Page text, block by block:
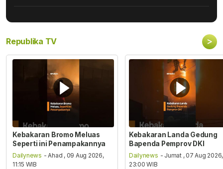
Republika TV >
Kebakaran Bromo Meluas
Seperti ini Penampakannya
Dailynews - Ahad , 09 Aug 2026,
11:15 WIB
Kebakaran Landa Gedung
Bapenda Pemprov DKI
Dailynews - Jumat , 07 Aug 2026,
23:00 WIB